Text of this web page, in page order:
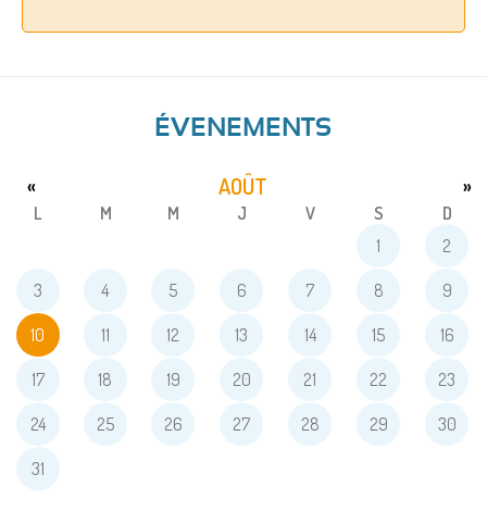
ÉVENEMENTS
AOÛT
« »
L M M J V S
D
1
2
3 4 5 6 7 8 9
10 11 12 13 14 15 16
17 18 19 20 21 22 23
24 25 26 27 28 29 30
31